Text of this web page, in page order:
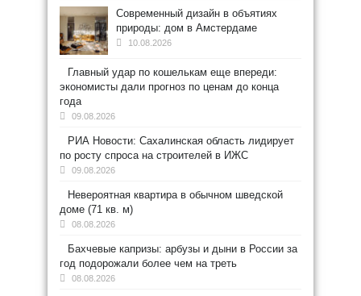
Современный дизайн в объятиях
природы: дом в Амстердаме
10.08.2026
Главный удар по кошелькам еще впереди:
экономисты дали прогноз по ценам до конца
года
09.08.2026
РИА Новости: Сахалинская область лидирует
по росту спроса на строителей в ИЖС
09.08.2026
Невероятная квартира в обычном шведской
доме (71 кв. м)
08.08.2026
Бахчевые капризы: арбузы и дыни в России за
год подорожали более чем на треть
08.08.2026